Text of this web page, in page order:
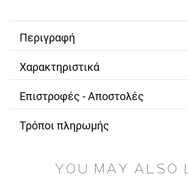
Περιγραφή
Χαρακτηριστικά
Επιστροφές - Αποστολές
Τρόποι πληρωμής
YOU MAY ALSO